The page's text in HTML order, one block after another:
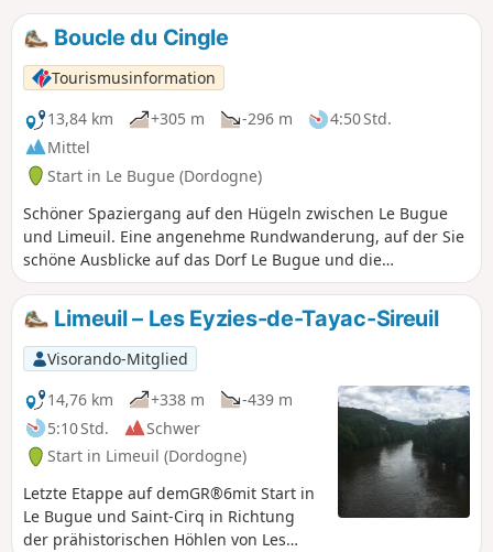
Boucle du Cingle
Tourismusinformation
13,84 km
+305 m -296 m
4:50 Std.
Mittel
Start in Le Bugue (Dordogne)
Schöner Spaziergang auf den Hügeln zwischen Le Bugue
und Limeuil. Eine angenehme Rundwanderung, auf der Sie
schöne Ausblicke auf das Dorf Le Bugue und die
umliegende Landschaft genießen können.
Limeuil – Les Eyzies-de-Tayac-Sireuil
Visorando-Mitglied
14,76 km
+338 m
-439 m
5:10 Std.
Schwer
Start in Limeuil (Dordogne)
Letzte Etappe auf demGR®6mit Start in
Le Bugue und Saint-Cirq in Richtung
der prähistorischen Höhlen von Les